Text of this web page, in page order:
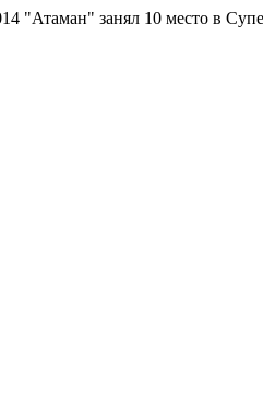
"Атаман" занял 10 место в